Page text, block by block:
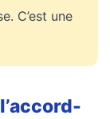
C’est une